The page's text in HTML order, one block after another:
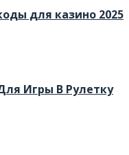
для казино 2025
Игры В Рулетку